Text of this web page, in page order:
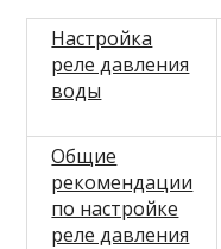
Настройка
реле давления
воды
Общие
рекомендации
по настройке
реле давления